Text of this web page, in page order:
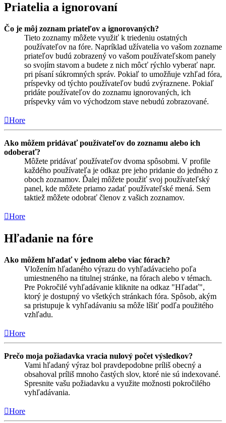
Priatelia a ignorovaní
Čo je môj zoznam priateľov a ignorovaných?
Tieto zoznamy môžete využiť k triedeniu ostatných
používateľov na fóre. Napríklad užívatelia vo vašom zozname
priateľov budú zobrazený vo vašom používateľskom panely
so svojím stavom a budete z nich môcť rýchlo vyberať napr.
pri písaní súkromných správ. Pokiaľ to umožňuje vzhľad fóra,
príspevky od týchto používateľov budú zvýraznene. Pokiaľ
pridáte používateľov do zoznamu ignorovaných, ich
príspevky vám vo východzom stave nebudú zobrazované.
Hore
Ako môžem pridávať používateľov do zoznamu alebo ich
odoberať?
Môžete pridávať používateľov dvoma spôsobmi. V profile
každého používateľa je odkaz pre jeho pridanie do jedného z
oboch zoznamov. Ďalej môžete použiť svoj používateľský
panel, kde môžete priamo zadať používateľské mená. Sem
taktiež môžete odobrať členov z vašich zoznamov.
Hore
Hľadanie na fóre
Ako môžem hľadať v jednom alebo viac fórach?
Vložením hľadaného výrazu do vyhľadávacieho poľa
umiestneného na titulnej stránke, na fórach alebo v témach.
Pre Pokročilé vyhľadávanie kliknite na odkaz "Hľadať",
ktorý je dostupný vo všetkých stránkach fóra. Spôsob, akým
sa pristupuje k vyhľadávaniu sa môže líšiť podľa použitého
vzhľadu.
Hore
Prečo moja požiadavka vracia nulový počet výsledkov?
Vami hľadaný výraz bol pravdepodobne príliš obecný a
obsahoval príliš mnoho častých slov, ktoré nie sú indexované.
Spresnite vašu požiadavku a využite možnosti pokročilého
vyhľadávania.
Hore